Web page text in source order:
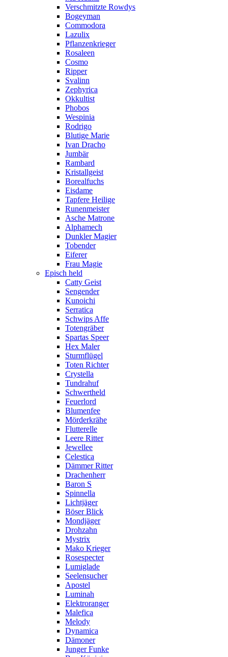
Verschmitzte Rowdys
Bogeyman
Commodora
Lazulix
Pflanzenkrieger
Rosaleen
Cosmo
Ripper
Svalinn
Zephyrica
Okkultist
Phobos
Wespinia
Rodrigo
Blutige Marie
Ivan Dracho
Jumbär
Rambard
Kristallgeist
Borealfuchs
Eisdame
Tapfere Heilige
Runenmeister
Asche Matrone
Alphamech
Dunkler Magier
Tobender
Eiferer
Frau Magie
Episch held
Catty Geist
Sengender
Kunoichi
Serratica
Schwips Affe
Totengräber
Spartas Speer
Hex Maler
Sturmflügel
Toten Richter
Crystella
Tundrahuf
Schwertheld
Feuerlord
Blumenfee
Mörderkrähe
Flutterelle
Leere Ritter
Jewellee
Celestica
Dämmer Ritter
Drachenherr
Baron S
Spinnella
Lichtjäger
Böser Blick
Mondjäger
Drohzahn
Mystrix
Mako Krieger
Rosespecter
Lumiglade
Seelensucher
Apostel
Luminah
Elektroranger
Malefica
Melody
Dynamica
Dämoner
Junger Funke